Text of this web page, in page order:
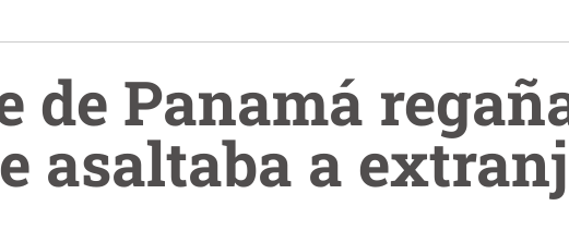
de Panamá
asaltaba a